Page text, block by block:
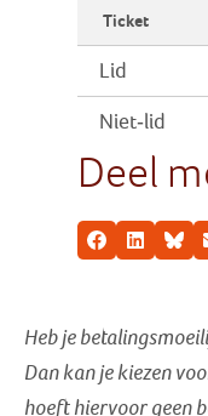
Ticket
Lid
Niet-lid
Deel
Facebook
LinkedIn
Heb je
Dan kan je kiezen
hoeft hiervoor geen